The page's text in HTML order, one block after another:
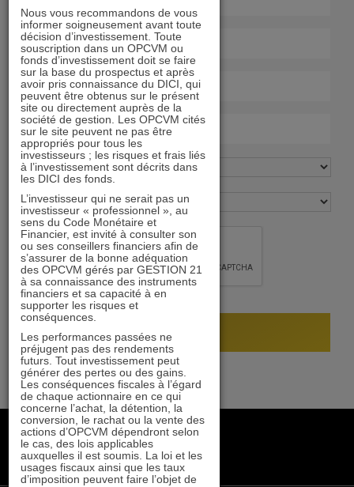
+33 1 84 79 90 24
gestion21@gestion21.fr
8 rue Volney, 75002 Paris
Nous vous recommandons de vous
informer soigneusement avant toute
décision d’investissement. Toute
souscription dans un OPCVM ou
fonds d’investissement doit se faire
sur la base du prospectus et après
avoir pris connaissance du DICI, qui
peuvent être obtenus sur le présent
site ou directement auprès de la
société de gestion. Les OPCVM cités
sur le site peuvent ne pas être
appropriés pour tous les
investisseurs ; les risques et frais liés
à l’investissement sont décrits dans
les DICI des fonds.
L’investisseur qui ne serait pas un
investisseur « professionnel », au
sens du Code Monétaire et
Financier, est invité à consulter son
ou ses conseillers financiers afin de
s’assurer de la bonne adéquation
des OPCVM gérés par GESTION 21
à sa connaissance des instruments
financiers et sa capacité à en
supporter les risques et
conséquences.
Les performances passées ne
préjugent pas des rendements
futurs. Tout investissement peut
générer des pertes ou des gains.
Les conséquences fiscales à l’égard
de chaque actionnaire en ce qui
concerne l’achat, la détention, la
conversion, le rachat ou la vente des
actions d’OPCVM dépendront selon
le cas, des lois applicables
auxquelles il est soumis. La loi et les
usages fiscaux ainsi que les taux
d’imposition peuvent faire l’objet de